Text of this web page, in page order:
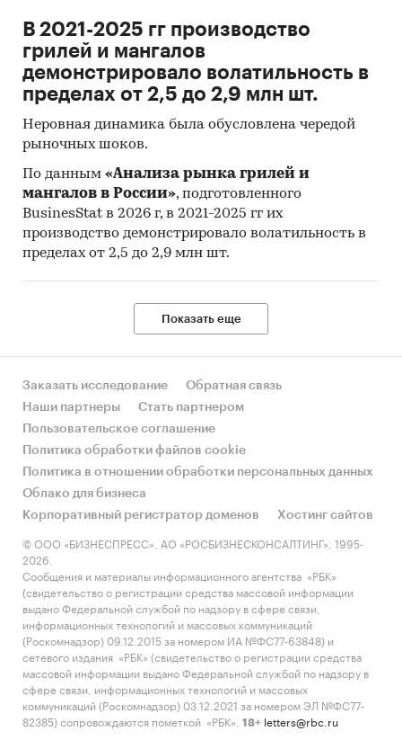
В 2021-2025 гг производство
грилей и мангалов
демонстрировало волатильность в
пределах от 2,5 до 2,9 млн шт.
Неровная динамика была обусловлена чередой
рыночных шоков.
По данным «Анализа рынка грилей и
мангалов в России», подготовленного
BusinesStat в 2026 г, в 2021-2025 гг их
производство демонстрировало волатильность в
пределах от 2,5 до 2,9 млн шт.
Показать еще
Заказать исследование
Обратная связь
Наши партнеры
Стать партнером
Пользовательское соглашение
Политика обработки файлов cookie
Политика в отношении обработки персональных данных
Облако для бизнеса
Корпоративный регистратор доменов
Хостинг сайтов
© ООО «БИЗНЕСПРЕСС», АО «РОСБИЗНЕСКОНСАЛТИНГ», 1995-
2026.
Сообщения и материалы информационного агентства «РБК»
(свидетельство о регистрации средства массовой информации
выдано Федеральной службой по надзору в сфере связи,
информационных технологий и массовых коммуникаций
(Роскомнадзор) 09.12.2015 за номером ИА №ФС77-63848) и
сетевого издания «РБК» (свидетельство о регистрации средства
массовой информации выдано Федеральной службой по надзору в
сфере связи, информационных технологий и массовых
коммуникаций (Роскомнадзор) 03.12.2021 за номером ЭЛ №ФС77-
82385) сопровождаются пометкой «РБК».
18+ letters@rbc.ru